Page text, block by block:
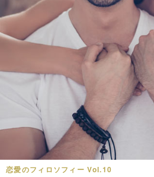
恋愛のフィロソフィー Vol.10